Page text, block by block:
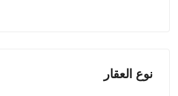
نوع العقار